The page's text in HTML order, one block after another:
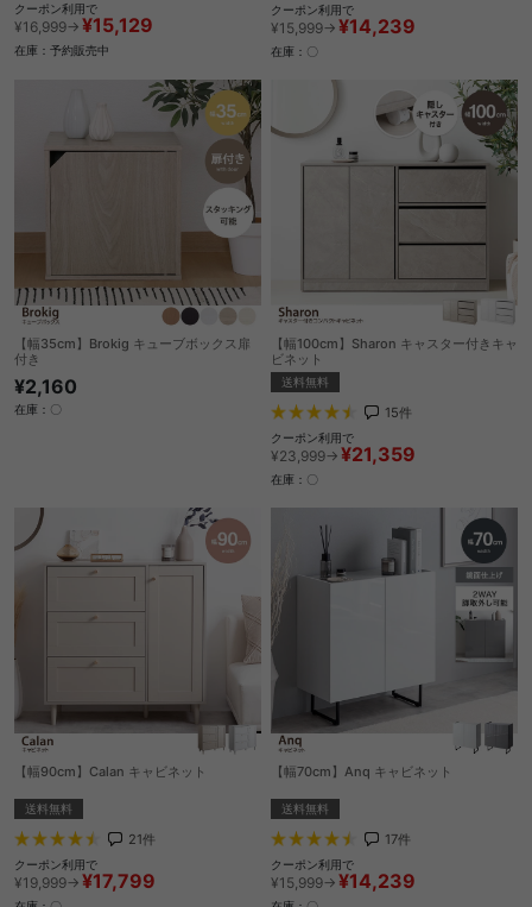
クーポン利用で
¥16,999→ ¥15,129
在庫：予約販売中
クーポン利用で
¥15,999→ ¥14,239
在庫：〇
【幅35cm】Brokig キューブボックス扉
付き
¥2,160
在庫：〇
【幅100cm】Sharon キャスター付きキャ
ビネット
送料無料
15件
クーポン利用で
¥23,999→ ¥21,359
在庫：〇
【幅90cm】Calan キャビネット
送料無料
21件
クーポン利用で
¥19,999→ ¥17,799
【幅70cm】Anq キャビネット
送料無料
17件
クーポン利用で
¥15,999→ ¥14,239